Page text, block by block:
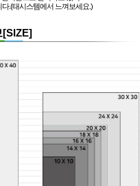
.(태시스템에서 느껴보세요.)
[SIZE]